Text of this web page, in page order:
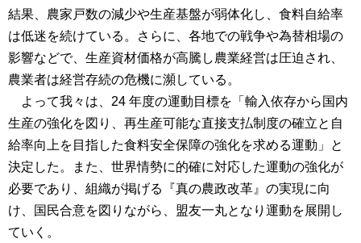
結果、農家戸数の減少や生産基盤が弱体化し、食料自給率
は低迷を続けている。さらに、各地での戦争や為替相場の
影響などで、生産資材価格が高騰し農業経営は圧迫され、
農業者は経営存続の危機に瀕している。
よって我々は、24 年度の運動目標を「輸入依存から国内
生産の強化を図り、再生産可能な直接支払制度の確立と自
給率向上を目指した食料安全保障の強化を求める運動」と
決定した。また、世界情勢に的確に対応した運動の強化が
必要であり、組織が掲げる『真の農政改革』の実現に向
け、国民合意を図りながら、盟友一丸となり運動を展開し
ていく。